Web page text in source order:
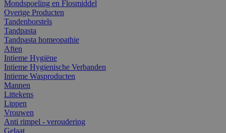
Mondspoeling en Flosmiddel
Overige Producten
Tandenborstels
Tandpasta
Tandpasta homeopathie
Aften
Intieme Hygiëne
Intieme Hygienische Verbanden
Intieme Wasproducten
Mannen
Littekens
Lippen
Vrouwen
Anti rimpel - veroudering
Gelaat